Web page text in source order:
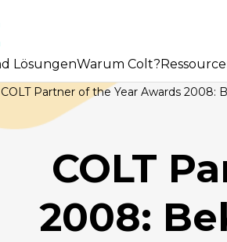
LösungenWarum Colt?
COLT
2008:
COLT Partner of the Year Awards 2008: